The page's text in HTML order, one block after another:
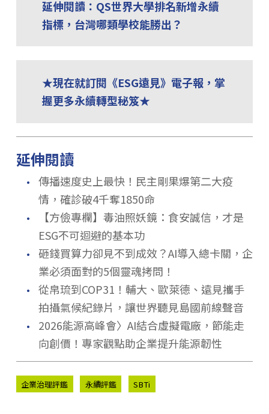
延伸閱讀：QS世界大學排名新增永續
指標，台灣哪類學校能勝出？
★現在就訂閱《ESG遠見》電子報，掌
握更多永續轉型秘笈★
延伸閱讀
． 傳播速度史上最快！民主剛果爆第二大疫
情，確診破4千奪1850命
．
【方儉專欄】毒油照妖鏡：食安誠信，才是
ESG不可迴避的基本功
． 砸錢買算力卻見不到成效？AI導入總卡關，企
業必須面對的5個靈魂拷問！
． 從帛琉到COP31！輔大、歐萊德、遠見攜手
拍攝氣候紀錄片，讓世界聽見島國前線聲音
．
2026能源高峰會〉AI結合虛擬電廠，節能走
向創價！專家觀點助企業提升能源韌性
企業治理評鑑 永續評鑑 SBTi